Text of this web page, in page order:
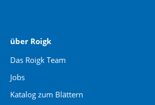
über Roigk
Das Roigk Team
Jobs
Katalog zum Blättern